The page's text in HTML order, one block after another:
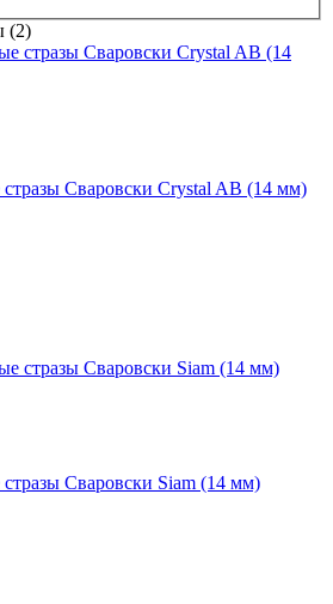
(2)
Сваровски Crystal AB (14 мм)
Сваровски Siam (14 мм)